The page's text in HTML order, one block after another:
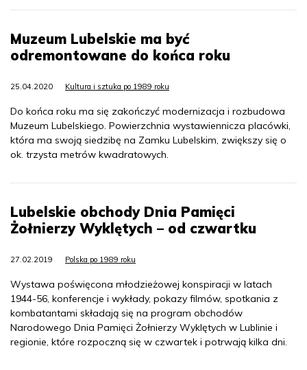
Muzeum Lubelskie ma być
odremontowane do końca roku
25.04.2020 Kultura i sztuka po 1989 roku
Do końca roku ma się zakończyć modernizacja i rozbudowa
Muzeum Lubelskiego. Powierzchnia wystawiennicza placówki,
która ma swoją siedzibę na Zamku Lubelskim, zwiększy się o
ok. trzysta metrów kwadratowych.
Lubelskie obchody Dnia Pamięci
Żołnierzy Wyklętych – od czwartku
27.02.2019 Polska po 1989 roku
Wystawa poświęcona młodzieżowej konspiracji w latach
1944-56, konferencje i wykłady, pokazy filmów, spotkania z
kombatantami składają się na program obchodów
Narodowego Dnia Pamięci Żołnierzy Wyklętych w Lublinie i
regionie, które rozpoczną się w czwartek i potrwają kilka dni.